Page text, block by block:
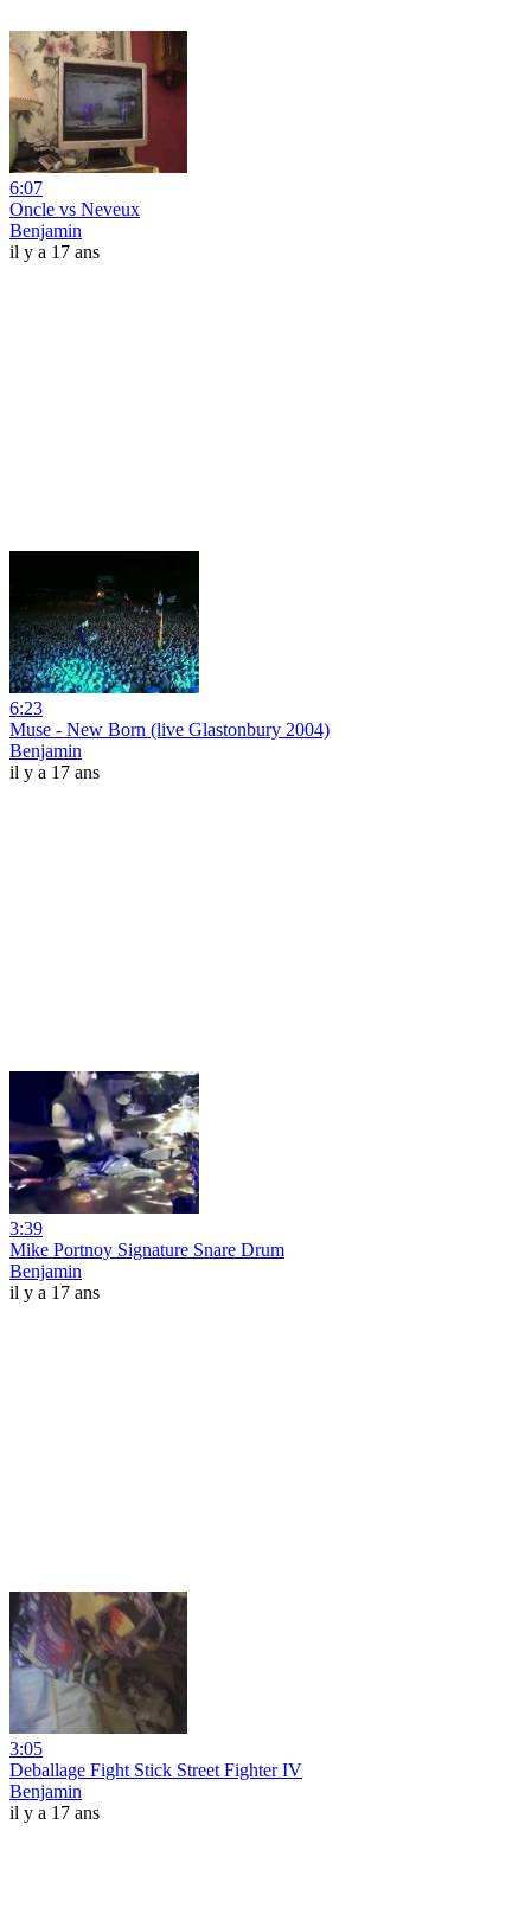
6:07
Oncle vs Neveux
Benjamin
il y a 17 ans
6:23
Muse - New Born (live Glastonbury 2004)
Benjamin
il y a 17 ans
3:39
Mike Portnoy Signature Snare Drum
Benjamin
il y a 17 ans
3:05
Deballage Fight Stick Street Fighter IV
Benjamin
il y a 17 ans